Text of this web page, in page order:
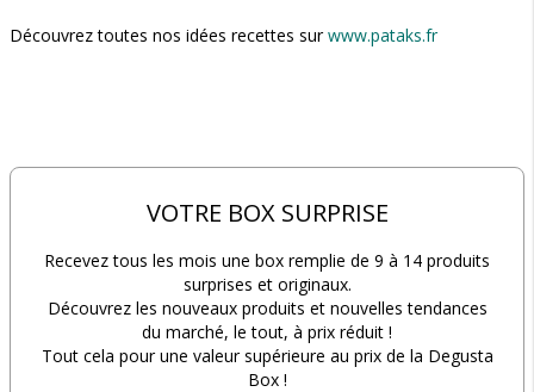
Découvrez toutes nos idées recettes surwww.pataks.fr
VOTRE BOX SURPRISE
Recevez tous les mois une box remplie de 9 à 14 produits
surprises et originaux.
Découvrez les nouveaux produits et nouvelles tendances
du marché, le tout, à prix réduit !
Tout cela pour une valeur supérieure au prix de la Degusta
Box !